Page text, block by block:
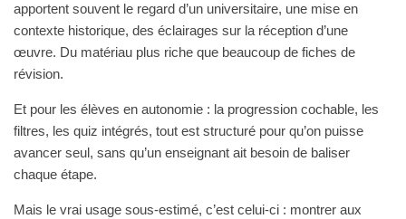
apportent souvent le regard d’un universitaire, une mise en
contexte historique, des éclairages sur la réception d’une
œuvre. Du matériau plus riche que beaucoup de fiches de
révision.
Et pour les élèves en autonomie : la progression cochable, les
filtres, les quiz intégrés, tout est structuré pour qu’on puisse
avancer seul, sans qu’un enseignant ait besoin de baliser
chaque étape.
Mais le vrai usage sous-estimé, c’est celui-ci : montrer aux